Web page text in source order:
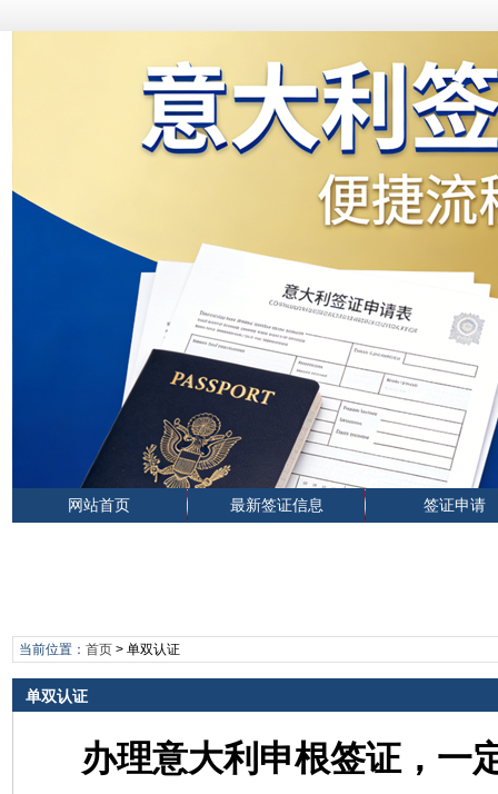
网站首页 最新签证信息 签证申请
当前位置： 首页> 单双认证
单双认证
办理意大利申根签证，一